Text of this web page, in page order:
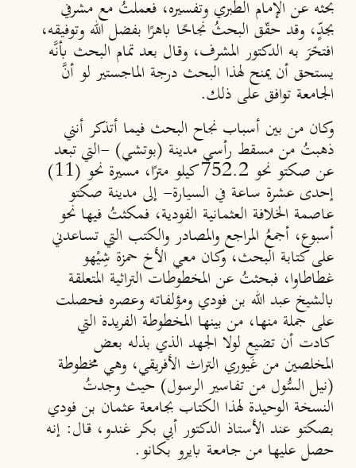
بحثه عن الإمام الطبري وتفسيره، فعملتُ مع مشرفي
بجدٍّ، وقد حقّق البحثُ نجاحًا باهرًا بفضل الله وتوفيقه،
افتخَرَ به الدكتور المشرف، وقال بعد تمام البحث بأنَّه
يستحق أن يمنح لهذا البحث درجة الماجستير لو أنَّ
الجامعة توافق على ذلك.
وكان من بين أسباب نجاح البحث فيما أتذكر أنني
ذهبتُ من مسقط رأسي مدينة (بوتشي) -التي تبعد
عن صكتو نحو 752.2 كيلو مترًا، مسيرة نحو (11)
إحدى عشرة ساعة في السيارة- إلى مدينة صكتو
عاصمة الخلافة العثمانية الفودية، فمكثتُ فيها نحو
أسبوع، أجمعُ المراجع والمصادر والكتب التي تساعدني
على كتابة البحث، وكان معي الأخ حمزة شِيْهو
غطاطاوا، فبحثتُ عن المخطوطات التراثية المتعلقة
بالشيخ عبد الله بن فودي ومؤلفاته وعصره فحصلت
على جملة منها، من بينها المخطوطة الفريدة التي
كادت أن تضيع لولا الجهد الذي بذله بعض
المخلصين من غَيوري التراث الأفريقي، وهي مخطوطة
(نيل السُّول من تفاسير الرسول) حيث وجدتُ
النسخة الوحيدة لهذا الكتاب بجامعة عثمان بن فودي
بصكتو عند الأستاذ الدكتور أبي بكر غندو، قال: إنه
حصل عليها من جامعة بايرو بكانو.